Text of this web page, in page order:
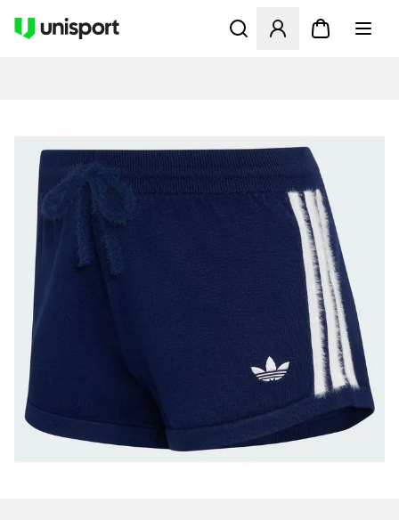
Åbner en Modal til at